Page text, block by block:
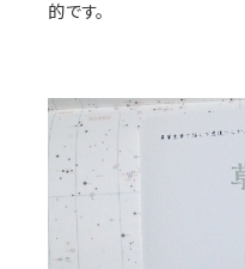
的です。